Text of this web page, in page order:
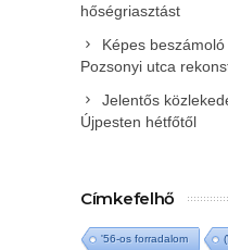
hőségriasztást
Képes
Pozsonyi utca
Jelentős
Újpesten hétfőtől
Címkefelhő
'56-os forradalom